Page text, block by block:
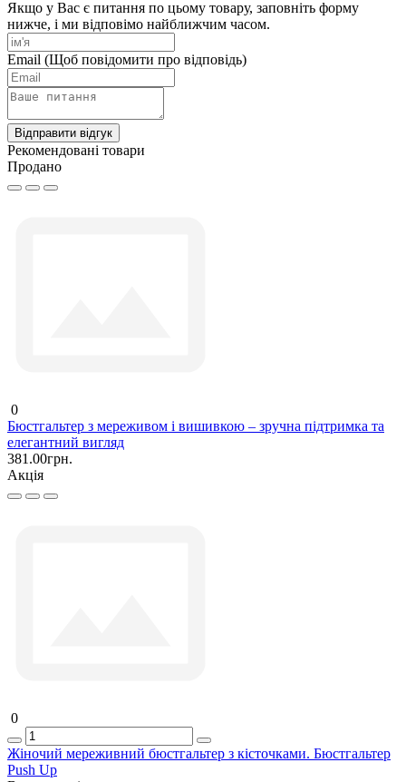
Якщо у Вас є питання по цьому товару, заповніть форму
нижче, і ми відповімо найближчим часом.
Email (Щоб повідомити про відповідь)
Відправити відгук
Рекомендовані товари
Продано
0
Бюстгальтер з мереживом і вишивкою – зручна підтримка та
елегантний вигляд
381.00грн.
Акція
0
Жіночий мереживний бюстгальтер з кісточками. Бюстгальтер
Push Up